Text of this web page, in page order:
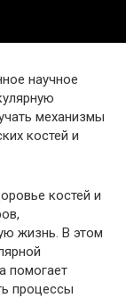
научное
механизмы
костей и
костей и
жизнь. В этом
помогает
процессы